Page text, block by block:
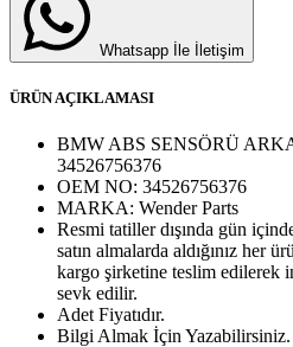
Whatsapp İle İletişim
ÜRÜN AÇIKLAMASI
BMW ABS SENSÖRÜ
34526756376
OEM NO: 34526756376
MARKA: Wender Parts
Resmi tatiller dışında gün
satın almalarda aldığınız her
kargo şirketine teslim edilerek
sevk edilir.
Adet Fiyatıdır.
Bilgi Almak İçin Yazabilirsiniz.